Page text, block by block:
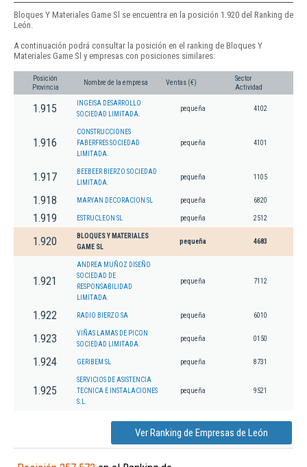
Bloques Y Materiales Game Sl se encuentra en la posición 1.920 del Ranking de
León.
A continuación podrá consultar la posición en el ranking de Bloques Y
Materiales Game Sl y empresas con posiciones similares:
Posición
Provincia
Nombre de la empresa Ventas (€)
Sector
Actividad
1.915
INGEISA DESARROLLO
SOCIEDAD LIMITADA.
pequeña 4102
1.916
CONSTRUCCIONES
FABERFRES SOCIEDAD
LIMITADA.
pequeña 4101
1.917
BEEBEER BIERZO SOCIEDAD
LIMITADA.
pequeña 1105
1.918 MARYAN DECORACION SL pequeña 6820
1.919 ESTRUCLEON SL pequeña 2512
1.920
BLOQUES Y MATERIALES
GAME SL
pequeña 4683
1.921
ANDREA MUÑOZ DISEÑO
SOCIEDAD DE
RESPONSABILIDAD
LIMITADA.
pequeña 7112
1.922 RADIO BIERZO SA pequeña 6010
1.923
VIÑAS LAMAS DE PICON
SOCIEDAD LIMITADA.
pequeña 0150
1.924 GERIBEM SL pequeña 8731
1.925
SERVICIOS DE ASISTENCIA
TECNICA E INSTALACIONES
S.L.
pequeña 9521
Ver Ranking de Empresas de León